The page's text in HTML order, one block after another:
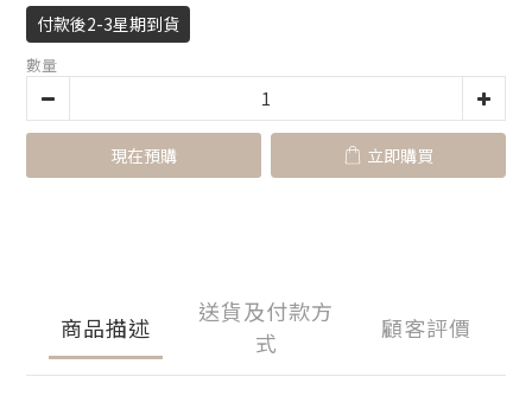
付款後2-3星期到貨
數量
現在預購 立即購買
商品描述
送貨及付款方
式
顧客評價